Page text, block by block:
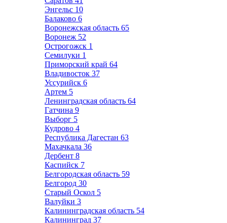
Энгельс 10
Балаково 6
Воронежская область 65
Воронеж 52
Острогожск 1
Семилуки 1
Приморский край 64
Владивосток 37
Уссурийск 6
Артем 5
Ленинградская область 64
Гатчина 9
Выборг 5
Кудрово 4
Республика Дагестан 63
Махачкала 36
Дербент 8
Каспийск 7
Белгородская область 59
Белгород 30
Старый Оскол 5
Валуйки 3
Калининградская область 54
Калининград 37